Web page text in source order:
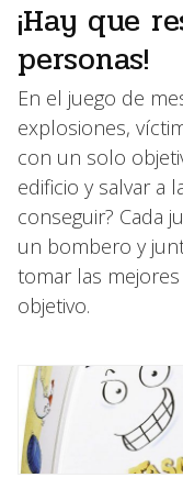
¡Hay que
personas!
En el juego de
explosiones,
con un solo
edificio y salvar a
conseguir? Cada
un bombero y
tomar las
objetivo.